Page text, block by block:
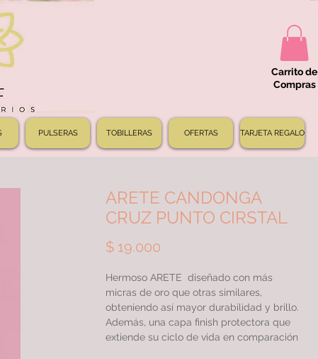
Carrito de
Compras
PULSERAS TOBILLERAS OFERTAS TARJETA REGALO
ARETE CANDONGA
CRUZ PUNTO CIRSTAL
$ 19.000Precio
Hermoso ARETE diseñado con más
micras de oro que otras similares,
obteniendo así mayor durabilidad y brillo.
Además, una capa finish protectora que
extiende su ciclo de vida en comparación